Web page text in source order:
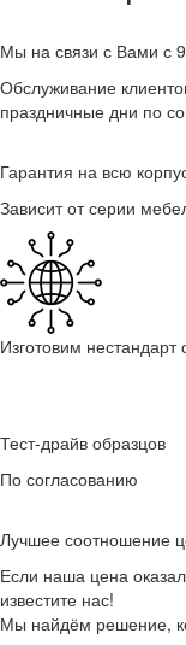
Мы на связи с Вами с
Обслуживание
праздничные дни по
Гарантия на всю
Зависит от серии
Изготовим нестандарт
Тест-драйв образцов
По согласованию
Лучшее соотношение
Если наша цена
известите нас!
Мы найдём решение,